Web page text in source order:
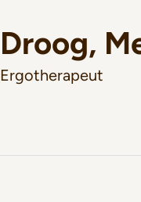
Droog,
Ergotherapeut